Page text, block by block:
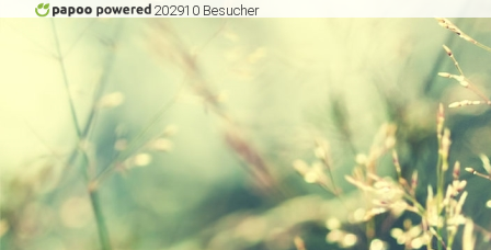
202910 Besucher